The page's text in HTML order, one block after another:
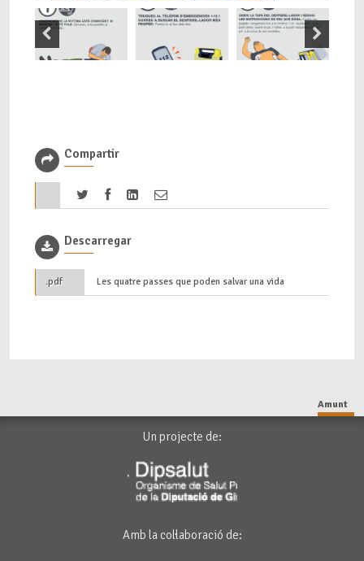
Compartir
Descarregar
.pdf Les quatre passes que poden salvar una vida
Amunt
Un projecte de:
Amb la col·laboració de: